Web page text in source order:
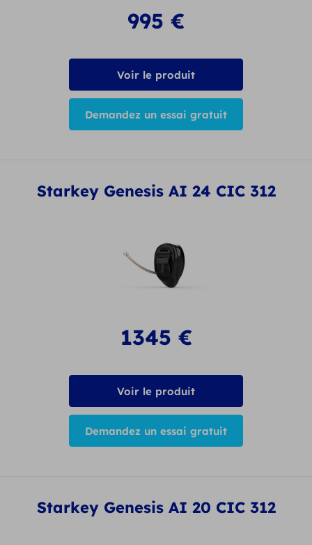
995 €
Voir le produit
Demandez un essai gratuit
Starkey Genesis AI 24 CIC 312
1345 €
Voir le produit
Demandez un essai gratuit
Starkey Genesis AI 20 CIC 312